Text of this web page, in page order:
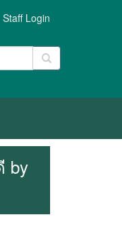
Staff Login
by